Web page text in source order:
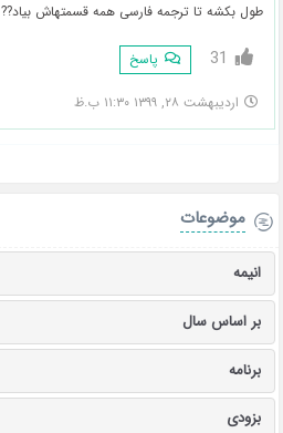
طول بکشه تا ترجمه فارسی همه قسمتهاش بیاد??
31 پاسخ
اردیبهشت ۲۸, ۱۳۹۹ ۱۱:۳۰ ب.ظ
موضوعات
انیمه
بر اساس سال
برنامه
بزودی